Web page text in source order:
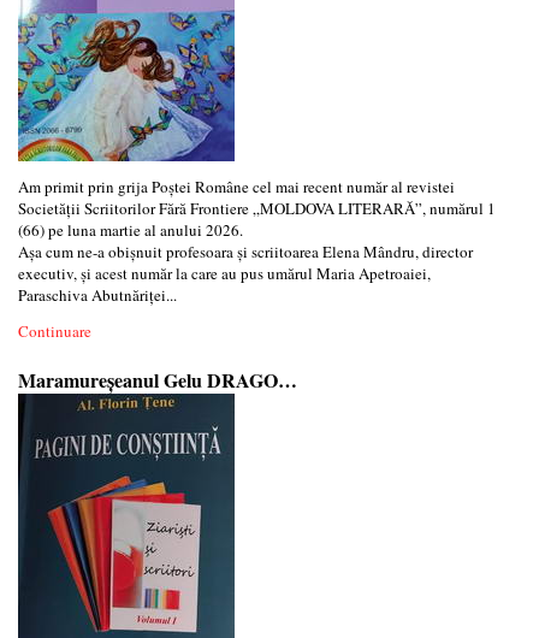
Am primit prin grija Poștei Române cel mai recent număr al revistei
Societății Scriitorilor Fără Frontiere „MOLDOVA LITERARĂ”, numărul 1
(66) pe luna martie al anului 2026.
Așa cum ne-a obișnuit profesoara și scriitoarea Elena Mândru, director
executiv, și acest număr la care au pus umărul Maria Apetroaiei,
Paraschiva Abutnăriței...
Continuare
Maramureșeanul Gelu DRAGO…